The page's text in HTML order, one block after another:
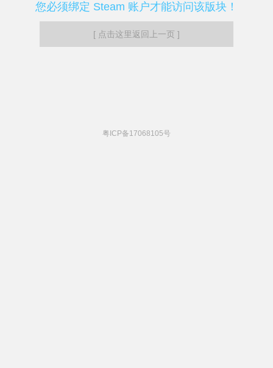
您必须绑定 Steam 账户才能访问该版块！
[ 点击这里返回上一页 ]
粤ICP备17068105号